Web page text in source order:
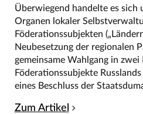
Überwiegend handelte es sich
Organen lokaler
Föderationssubjekten
Neubesetzung der regionalen
gemeinsame Wahlgang in
Föderationssubjekte
eines Beschluss der
Zum Artikel